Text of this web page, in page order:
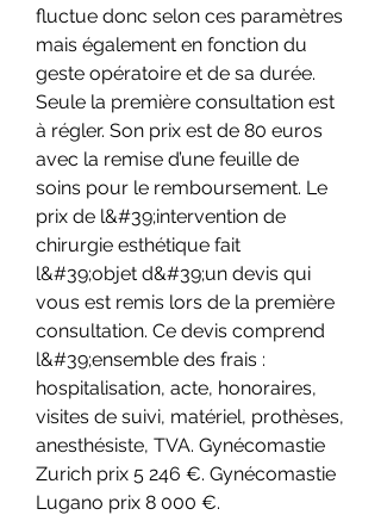
fluctue donc selon ces paramètres
mais également en fonction du
geste opératoire et de sa durée.
Seule la première consultation est
à régler. Son prix est de 80 euros
avec la remise d’une feuille de
soins pour le remboursement. Le
prix de l&#39;intervention de
chirurgie esthétique fait
l&#39;objet d&#39;un devis qui
vous est remis lors de la première
consultation. Ce devis comprend
l&#39;ensemble des frais :
hospitalisation, acte, honoraires,
visites de suivi, matériel, prothèses,
anesthésiste, TVA. Gynécomastie
Zurich prix 5 246 €. Gynécomastie
Lugano prix 8 000 €.